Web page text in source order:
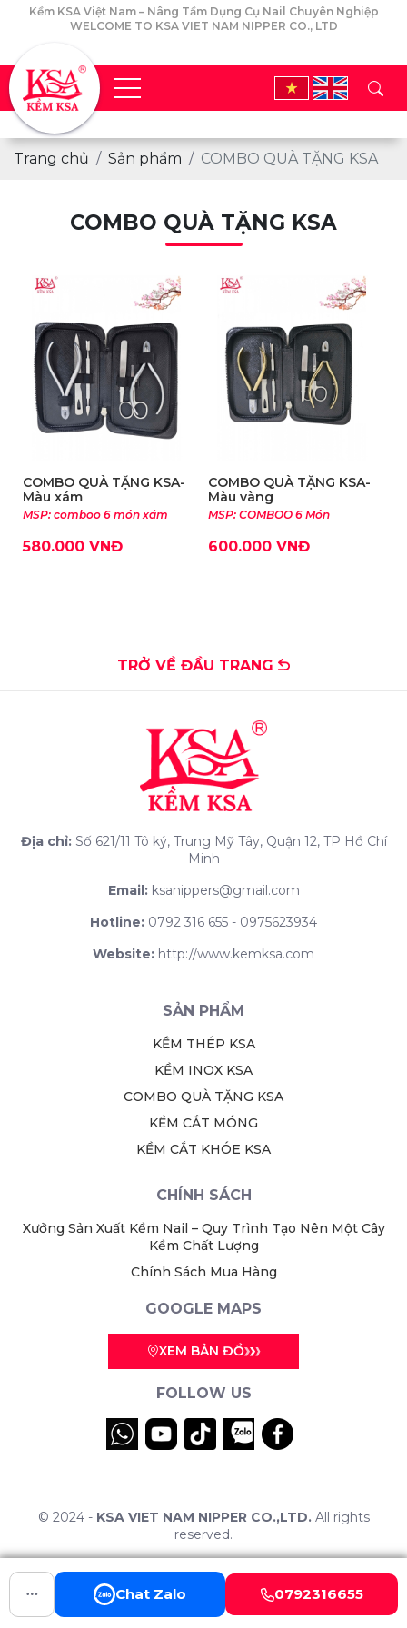
Kềm KSA Việt Nam – Nâng Tầm Dụng Cụ Nail Chuyên Nghiệp
WELCOME TO KSA VIET NAM NIPPER CO., LTD
Trang chủ Sản phẩm COMBO QUÀ TẶNG KSA
COMBO QUÀ TẶNG KSA
COMBO QUÀ TẶNG KSA-
Màu xám
MSP: comboo 6 món xám
580.000 VNĐ
COMBO QUÀ TẶNG KSA-
Màu vàng
MSP: COMBOO 6 Món
600.000 VNĐ
TRỞ VỀ ĐẦU TRANG
Địa chỉ:Số 621/11 Tô ký, Trung Mỹ Tây, Quận 12, TP Hồ Chí
Minh
Email:ksanippers@gmail.com
Hotline: 0792 316 655 - 0975623934
Website: http://www.kemksa.com
SẢN PHẨM
KỀM THÉP KSA
KỀM INOX KSA
COMBO QUÀ TẶNG KSA
KỀM CẮT MÓNG
KỀM CẮT KHÓE KSA
CHÍNH SÁCH
Xưởng Sản Xuất Kềm Nail – Quy Trình Tạo Nên Một Cây
Kềm Chất Lượng
Chính Sách Mua Hàng
GOOGLE MAPS
XEM BẢN ĐỒ
FOLLOW US
© 2024 - KSA VIET NAM NIPPER CO.,LTD.All rights
reserved.
Chat Zalo 0792316655